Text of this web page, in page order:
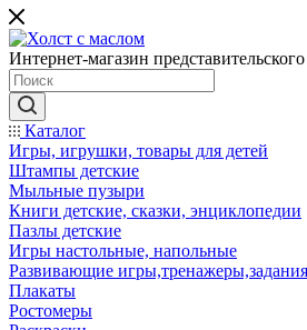
Интернет-магазин представительского
Каталог
Игры, игрушки, товары для детей
Штампы детские
Мыльные пузыри
Книги детские, сказки, энциклопедии
Пазлы детские
Игры настольные, напольные
Развивающие игры,тренажеры,задания
Плакаты
Ростомеры